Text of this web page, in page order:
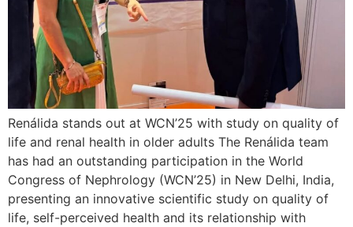
Renálida stands out at WCN’25 with study on quality of
life and renal health in older adults The Renálida team
has had an outstanding participation in the World
Congress of Nephrology (WCN’25) in New Delhi, India,
presenting an innovative scientific study on quality of
life, self-perceived health and its relationship with